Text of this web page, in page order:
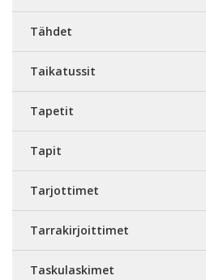
Tähdet
Taikatussit
Tapetit
Tapit
Tarjottimet
Tarrakirjoittimet
Taskulaskimet